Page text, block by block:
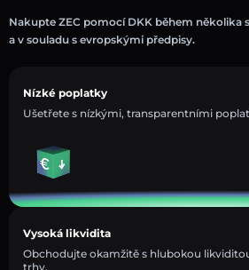
Nakupte ZEC pomocí DKK během několika
a v souladu s evropskými předpisy.
Nízké poplatky
Ušetřete s nízkými, transparentními
Vysoká likvidita
Obchodujte okamžitě s hlubokou
trhy.